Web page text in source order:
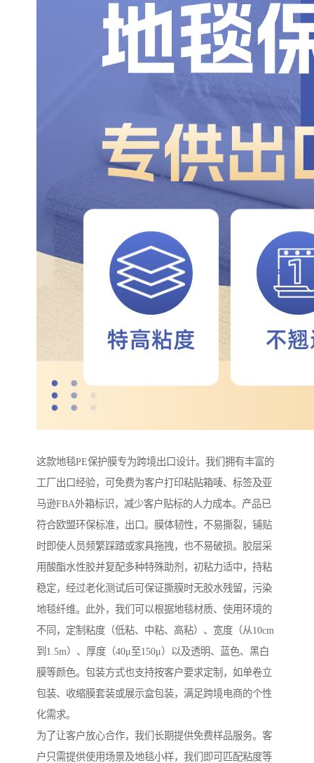
这款地毯PE保护膜专为跨境出口设计。我们拥有丰富的
工厂出口经验，可免费为客户打印粘贴箱唛、标签及亚
马逊FBA外箱标识，减少客户贴标的人力成本。产品已
符合欧盟环保标准，出口。膜体韧性，不易撕裂，铺贴
时即使人员频繁踩踏或家具拖拽，也不易破损。胶层采
用酸酯水性胶并复配多种特殊助剂，初粘力适中，持粘
稳定，经过老化测试后可保证撕膜时无胶水残留，污染
地毯纤维。此外，我们可以根据地毯材质、使用环境的
不同，定制粘度（低粘、中粘、高粘）、宽度（从10cm
到1.5m）、厚度（40μ至150μ）以及透明、蓝色、黑白
膜等颜色。包装方式也支持按客户要求定制，如单卷立
包装、收缩膜套装或展示盒包装，满足跨境电商的个性
化需求。
为了让客户放心合作，我们长期提供免费样品服务。客
户只需提供使用场景及地毯小样，我们即可匹配粘度等